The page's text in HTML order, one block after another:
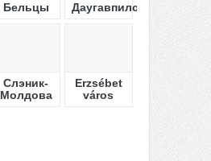
Бельцы Даугавпилс
Слэник-
Молдова
Erzsébet
város